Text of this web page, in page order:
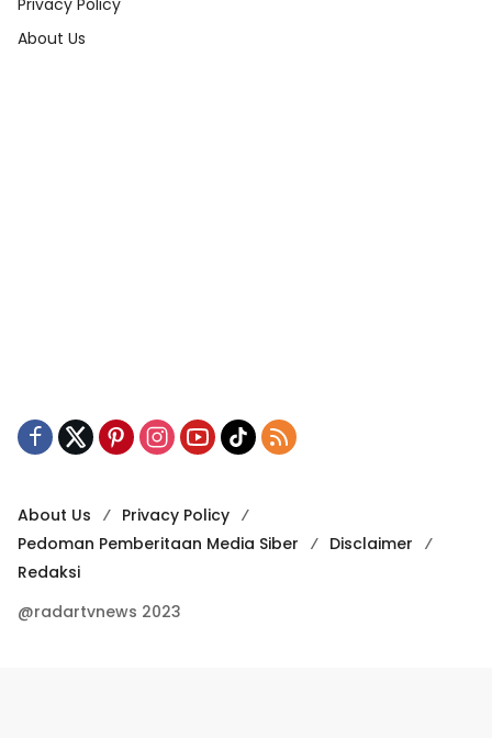
About Us
About Us
Privacy Policy
Pedoman Pemberitaan Media Siber
Disclaimer
Redaksi
@radartvnews 2023